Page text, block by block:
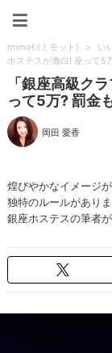
mimot.(ミモット) > い
ホステスが激白! 座って5
「銀座高級ク
って5万? 罰金
岡田 愛香
煌びやかなイメージ
独特のルールがあり
銀座ホステスの筆者が